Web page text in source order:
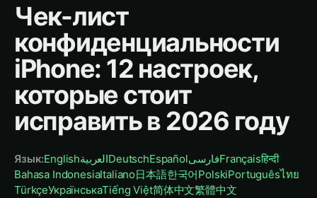
Чек-лист
конфиденциальности
iPhone: 12 настроек,
которые стоит
исправить в 2026 году
Язык:EnglishالعربيةDeutschEspañolفارسیFrançaisहिन्दी
Bahasa IndonesiaItaliano日本語한국어PolskiPortuguêsไทย
TürkçeУкраїнськаTiếng Việt简体中文繁體中文